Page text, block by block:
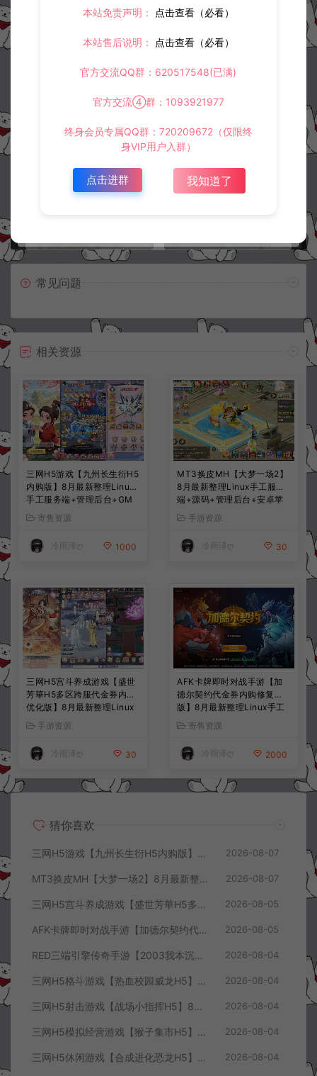
修复版】6月最新整理Linux手工服务端+加解密工具+CDK授权后台+安卓苹
冷雨泽ღ 默认解压密码：www.lyzwlkj.vip 复
常见问题
相关资源
三网H5游戏【九州长生衍H5
内购版】8月最新整理Linux
手工服务端+管理后台+GM
授权后台+简易安卓客户端
+详细搭建教程+视频教程
寄售资源
冷雨泽ღ 1000
MT3换皮MH【大梦一场2】
8月最新整理Linux手工服务
端+源码+管理后台+安卓苹
果双端+详细搭建教程+视频
教程
手游资源
冷雨泽ღ 30
三网H5宫斗养成游戏【盛世
芳華H5多区跨服代金券内购
优化版】8月最新整理Linux
手工服务端+CDK授权后台
+全资源安卓+详细搭建教程
+视频教程
手游资源
冷雨泽ღ 30
AFK卡牌即时对战手游【加
德尔契约代金券内购修复
版】8月最新整理Linux手工
服务端+前后端全套源码+CD
K授权后台+安卓苹果双端
+详细搭建教程+视频教程
寄售资源
冷雨泽ღ 2000
猜你喜欢
三网H5游戏【九州长生衍H5内购版】8月最新整理Linux手工服务端+管理后台+GM授权后台+简易安卓客户端+详细搭建教程+视频教程 2026-08-07
MT3换皮MH【大梦一场2】8月最新整理Linux手工服务端+源码+管理后台+安卓苹果双端+详细搭建教程+视频教程 2026-08-07
三网H5宫斗养成游戏【盛世芳華H5多区跨服代金券内购优化版】8月最新整理Linux手工服务端+CDK授权后台+全资源安卓+详细搭建教程+视频教程 2026-08-05
AFK卡牌即时对战手游【加德尔契约代金券内购修复版】8月最新整理Linux手工服务端+前后端全套源码+CDK授权后台+安卓苹果双端+详细搭建教程+视频教程 2026-08-05
RED三端引擎传奇手游【2003我本沉默三职业】8月最新整理Win一键服务端+PC安卓+详细搭建教程 2026-08-04
三网H5格斗游戏【热血校园威龙H5】8月最新整理Linux手工服务端+Win一键服务端+解压即玩+简易安卓客户端+详细搭建教程 2026-08-04
三网H5射击游戏【战场小指挥H5】8月最新整理Linux手工服务端+Win一键服务端+解压即玩+简易安卓客户端+详细搭建教程 2026-08-04
三网H5模拟经营游戏【猴子集市H5】8月最新整理Linux手工服务端+Win一键服务端+解压即玩+简易安卓客户端+详细搭建教程 2026-08-04
三网H5休闲游戏【合成进化恐龙H5】8月最新整理Linux手工服务端+Win一键服务端+解压即玩+简易安卓客户端+详细搭建教程 2026-08-04
本站免责声明： 点击查看（必看）
本站售后说明： 点击查看（必看）
官方交流QQ群：620517548(已满)
官方交流④群：1093921977
终身会员专属QQ群：720209672（仅限终
身VIP用户入群）
点击进群 我知道了